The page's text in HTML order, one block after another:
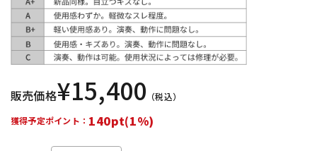
中古
販売価格¥15,400 （税込）
獲得予定ポイント： 140pt(1%)